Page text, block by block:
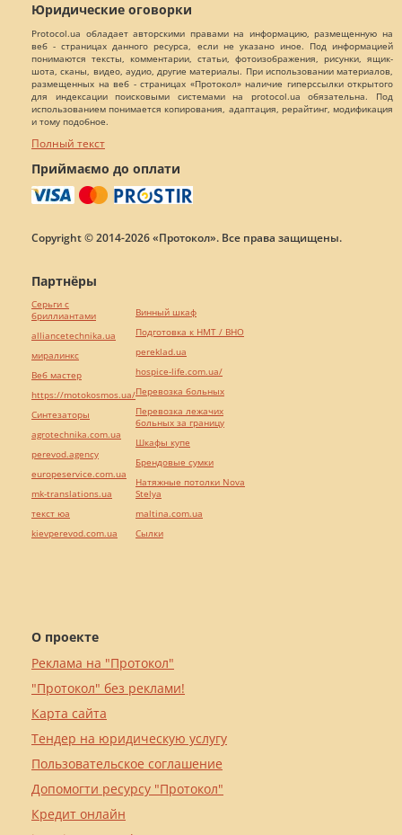
Юридические оговорки
Protocol.ua обладает авторскими правами на информацию, размещенную на
веб - страницах данного ресурса, если не указано иное. Под информацией
понимаются тексты, комментарии, статьи, фотоизображения, рисунки, ящик-
шота, сканы, видео, аудио, другие материалы. При использовании материалов,
размещенных на веб - страницах «Протокол» наличие гиперссылки открытого
для индексации поисковыми системами на protocol.ua обязательна. Под
использованием понимается копирования, адаптация, рерайтинг, модификация
и тому подобное.
Полный текст
Приймаємо до оплати
Copyright © 2014-2026 «Протокол». Все права защищены.
О проекте
Реклама на "Протокол"
"Протокол" без реклами!
Карта сайта
Тендер на юридическую услугу
Пользовательское соглашение
Допомогти ресурсу "Протокол"
Кредит онлайн
Партнёры
Серьги с
бриллиантами
alliancetechnika.ua
миралинкс
Веб мастер
https://motokosmos.ua/
Синтезаторы
agrotechnika.com.ua
perevod.agency
europeservice.com.ua
mk-translations.ua
текст юа
kievperevod.com.ua
Винный шкаф
Подготовка к НМТ / ВНО
pereklad.ua
hospice-life.com.ua/
Перевозка больных
Перевозка лежачих
больных за границу
Шкафы купе
Брендовые сумки
Натяжные потолки Nova
Stelya
maltina.com.ua
Cылки